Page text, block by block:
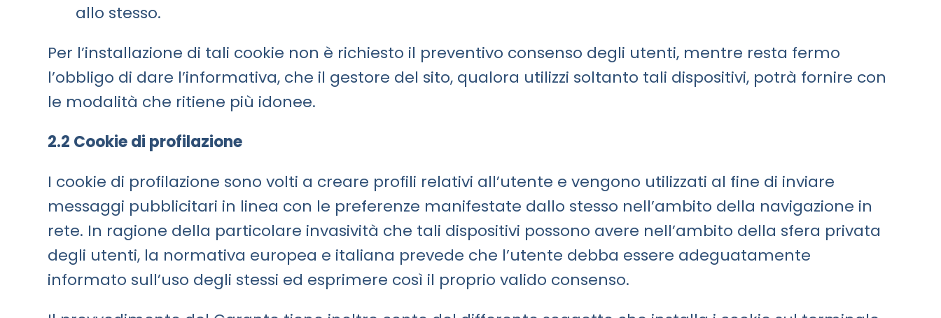
allo stesso.
Per l’installazione di tali cookie non è richiesto il preventivo consenso degli utenti, mentre resta fermo
l’obbligo di dare l’informativa, che il gestore del sito, qualora utilizzi soltanto tali dispositivi, potrà fornire con
le modalità che ritiene più idonee.
2.2 Cookie di profilazione
I cookie di profilazione sono volti a creare profili relativi all’utente e vengono utilizzati al fine di inviare
messaggi pubblicitari in linea con le preferenze manifestate dallo stesso nell’ambito della navigazione in
rete. In ragione della particolare invasività che tali dispositivi possono avere nell’ambito della sfera privata
degli utenti, la normativa europea e italiana prevede che l’utente debba essere adeguatamente
informato sull’uso degli stessi ed esprimere così il proprio valido consenso.